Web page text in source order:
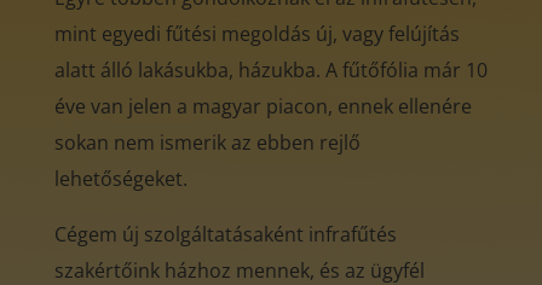
mint egyedi fűtési megoldás új, vagy felújítás
alatt álló lakásukba, házukba. A fűtőfólia már 10
éve van jelen a magyar piacon, ennek ellenére
sokan nem ismerik az ebben rejlő
lehetőségeket.
Cégem új szolgáltatásaként infrafűtés
szakértőink házhoz mennek, és az ügyfél